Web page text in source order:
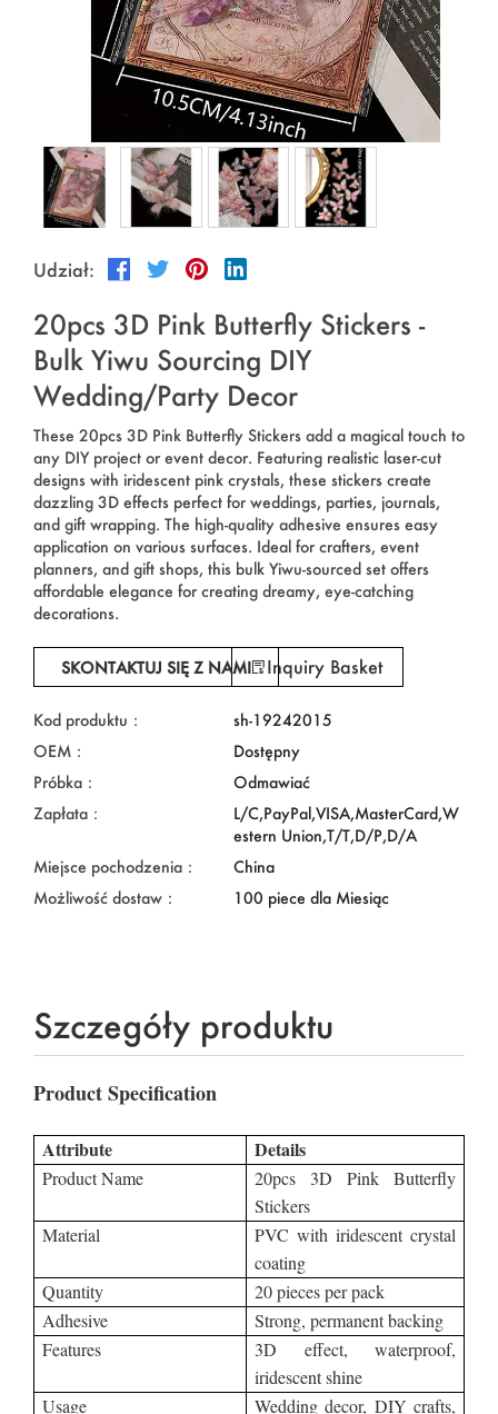
Sporty na świeżym powietrzu
Produkty dla zwierząt domowych
Ubrania i makijaż
Makijaż
Aktualności
Katalogi
Pусский язык
Português
Polski
한국어
Udział:
20pcs 3D Pink Butterfly Stickers -
Bulk Yiwu Sourcing DIY
Wedding/Party Decor
These 20pcs 3D Pink Butterfly Stickers add a magical touch to
any DIY project or event decor. Featuring realistic laser-cut
designs with iridescent pink crystals, these stickers create
dazzling 3D effects perfect for weddings, parties, journals,
and gift wrapping. The high-quality adhesive ensures easy
application on various surfaces. Ideal for crafters, event
planners, and gift shops, this bulk Yiwu-sourced set offers
affordable elegance for creating dreamy, eye-catching
decorations.
SKONTAKTUJ SIĘ Z NAMI Inquiry Basket
Kod produktu：
sh-19242015
OEM：
Dostępny
Próbka：
Odmawiać
Zapłata：
L/C,PayPal,VISA,MasterCard,W
estern Union,T/T,D/P,D/A
Miejsce pochodzenia：
China
Możliwość dostaw：
100 piece dla Miesiąc
Szczegóły produktu